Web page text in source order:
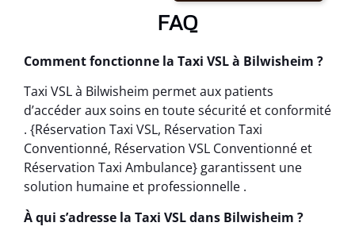
FAQ
Comment fonctionne la Taxi VSL à Bilwisheim ?
Taxi VSL à Bilwisheim permet aux patients
d’accéder aux soins en toute sécurité et conformité
. {Réservation Taxi VSL, Réservation Taxi
Conventionné, Réservation VSL Conventionné et
Réservation Taxi Ambulance} garantissent une
solution humaine et professionnelle .
À qui s’adresse la Taxi VSL dans Bilwisheim ?